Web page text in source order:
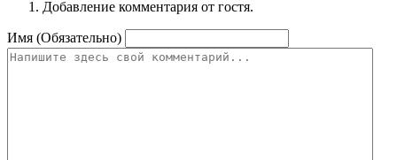
Добавление комментария от гостя.
Имя (Обязательно)